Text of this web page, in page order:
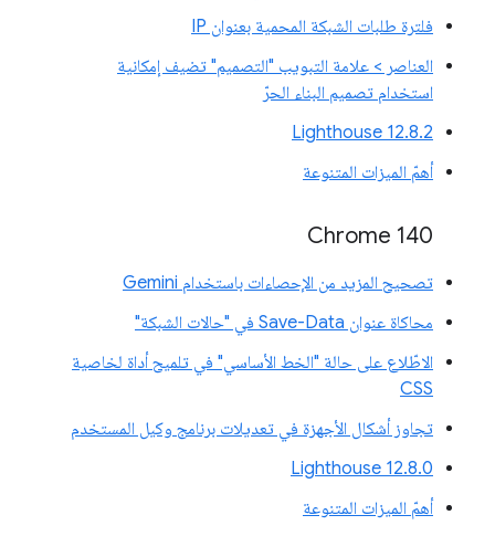
فلترة طلبات الشبكة المحمية بعنوان IP
العناصر > علامة التبويب "التصميم" تضيف إمكانية
استخدام تصميم البناء الحرّ
‫Lighthouse 12.8.2
أهمّ الميزات المتنوعة
Chrome 140
تصحيح المزيد من الإحصاءات باستخدام Gemini
محاكاة عنوان Save-Data في "حالات الشبكة"
الاطّلاع على حالة "الخط الأساسي" في تلميح أداة لخاصية
CSS
تجاوز أشكال الأجهزة في تعديلات برنامج وكيل المستخدم
‫Lighthouse 12.8.0
أهمّ الميزات المتنوعة